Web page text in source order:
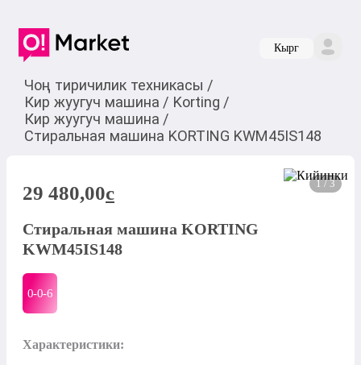
Кырг
Чоң тиричилик техникасы /
Кир жуугуч машина / Korting /
Кир жуугуч машина /
Стиральная машина KORTING KWM45IS148
1 / 3
29 480,00c
Стиральная машина KORTING
KWM45IS148
0-0-6
Характеристики: